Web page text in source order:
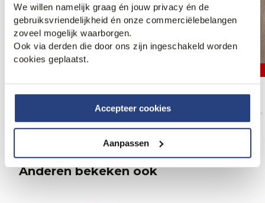
We willen namelijk graag én jouw privacy én de
gebruiksvriendelijkheid én onze commerciëlebelangen
zoveel mogelijk waarborgen.
Ook via derden die door ons zijn ingeschakeld worden
cookies geplaatst.
Accepteer cookies
Aanpassen
Recall Overcoat
Recall Overcoat
Anderen bekeken ook